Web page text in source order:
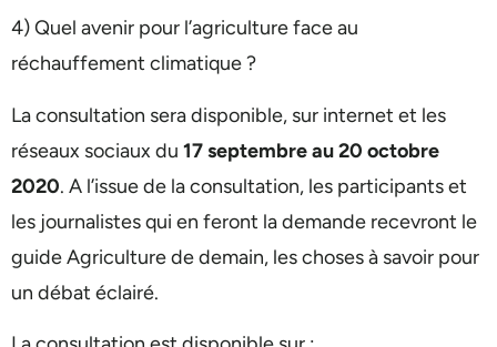
4) Quel avenir pour l’agriculture face au
réchauffement climatique ?
La consultation sera disponible, sur internet et les
réseaux sociaux du 17 septembre au 20 octobre
2020. A l’issue de la consultation, les participants et
les journalistes qui en feront la demande recevront le
guide Agriculture de demain, les choses à savoir pour
un débat éclairé.